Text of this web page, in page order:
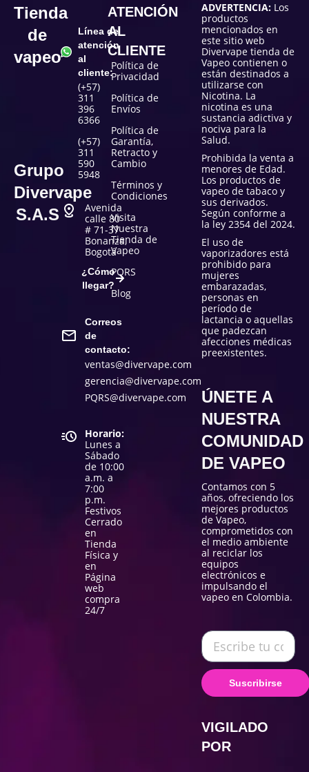
Tienda
de
vapeo
Grupo
Divervape
S.A.S
Línea de
atención
al
cliente:
(+57)
311
396
6366
(+57)
311
590
5948
Avenida
calle 80
# 71-37
Bonanza,
Bogotá
¿Cómo
llegar?
Correos
de
contacto:
ventas@divervape.com
gerencia@divervape.com
PQRS@divervape.com
Horario:
Lunes a
Sábado
de 10:00
a.m. a
7:00
p.m.
Festivos
Cerrado
en
Tienda
Física y
en
Página
web
compra
24/7
ATENCIÓN
AL
CLIENTE
Política de
Privacidad
Política de
Envíos
Política de
Garantía,
Retracto y
Cambio
Términos y
Condiciones
Visita
Nuestra
Tienda de
Vapeo
PQRS
Blog
ADVERTENCIA: Los
productos
mencionados en
este sitio web
Divervape tienda de
Vapeo contienen o
están destinados a
utilizarse con
Nicotina. La
nicotina es una
sustancia adictiva y
nociva para la
Salud.
Prohibida la venta a
menores de Edad.
Los productos de
vapeo de tabaco y
sus derivados.
Según conforme a
la ley 2354 del 2024.
El uso de
vaporizadores está
prohibido para
mujeres
embarazadas,
personas en
período de
lactancia o aquellas
que padezcan
afecciones médicas
preexistentes.
ÚNETE A
NUESTRA
COMUNIDAD
DE VAPEO
Contamos con 5
años, ofreciendo los
mejores productos
de Vapeo,
comprometidos con
el medio ambiente
al reciclar los
equipos
electrónicos e
impulsando el
vapeo en Colombia.
Suscribirse
VIGILADO
POR